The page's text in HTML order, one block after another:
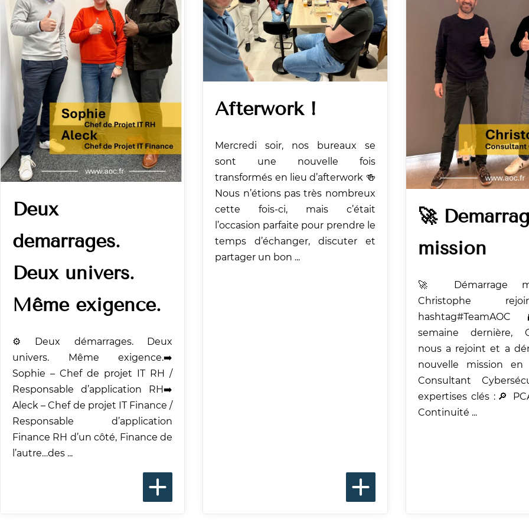
Deux
démarrages.
Deux univers.
Même exigence.
⚙️ Deux démarrages. Deux
univers. Même exigence.➡️
Sophie – Chef de projet IT RH /
Responsable d’application RH➡️
Aleck – Chef de projet IT Finance /
Responsable d’application
Finance RH d’un côté, Finance de
l’autre…des ...
Afterwork !
Mercredi soir, nos bureaux se
sont une nouvelle fois
transformés en lieu d’afterwork 🍻
Nous n’étions pas très nombreux
cette fois-ci, mais c’était
l’occasion parfaite pour prendre le
temps d’échanger, discuter et
partager un bon ...
🚀
mission
🚀 Démarrage
Christophe
semaine dernière,
nous a rejoint et a
nouvelle mission
Consultant
expertises clés :🔎
Continuité ...